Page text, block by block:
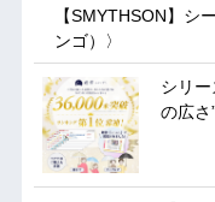
【SMYTHSON】シ
ンゴ）〉
シリー
の広さ